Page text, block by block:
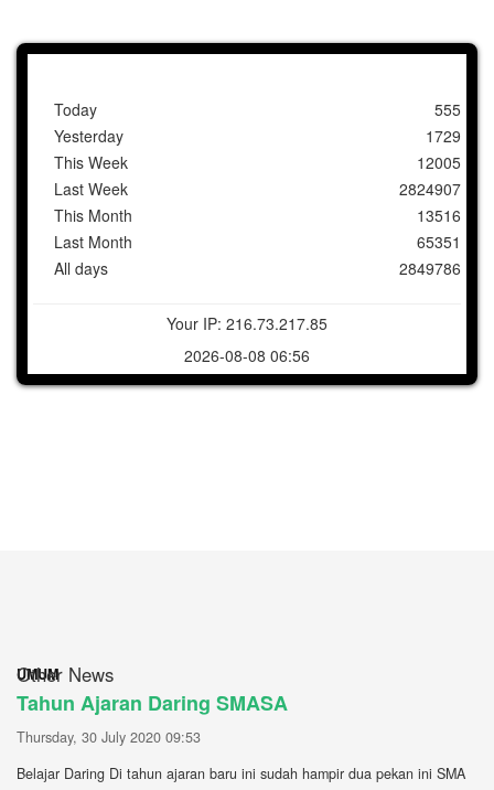
Today
Yesterday
This Week
Last Week
This Month
Last Month
All days
555
1729
12005
2824907
13516
65351
2849786
Your IP: 216.73.217.85
2026-08-08 06:56
Other News
UMUM
Tahun Ajaran Daring SMASA
Thursday, 30 July 2020 09:53
Belajar Daring Di tahun ajaran baru ini sudah hampir dua pekan ini SMA